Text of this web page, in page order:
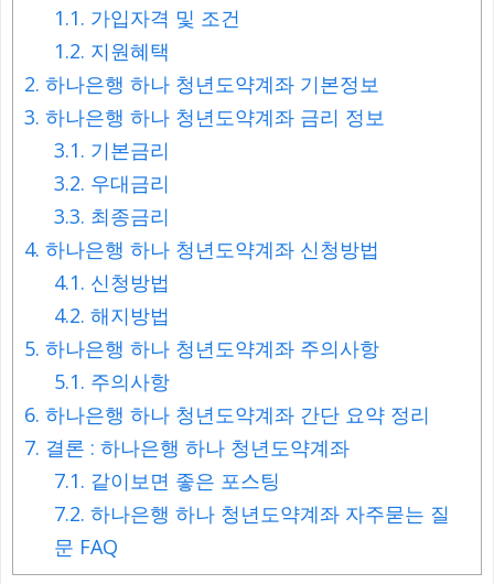
1.1. 가입자격 및 조건
1.2. 지원혜택
2. 하나은행 하나 청년도약계좌 기본정보
3. 하나은행 하나 청년도약계좌 금리 정보
3.1. 기본금리
3.2. 우대금리
3.3. 최종금리
4. 하나은행 하나 청년도약계좌 신청방법
4.1. 신청방법
4.2. 해지방법
5. 하나은행 하나 청년도약계좌 주의사항
5.1. 주의사항
6. 하나은행 하나 청년도약계좌 간단 요약 정리
7. 결론 : 하나은행 하나 청년도약계좌
7.1. 같이보면 좋은 포스팅
7.2. 하나은행 하나 청년도약계좌 자주묻는 질
문 FAQ